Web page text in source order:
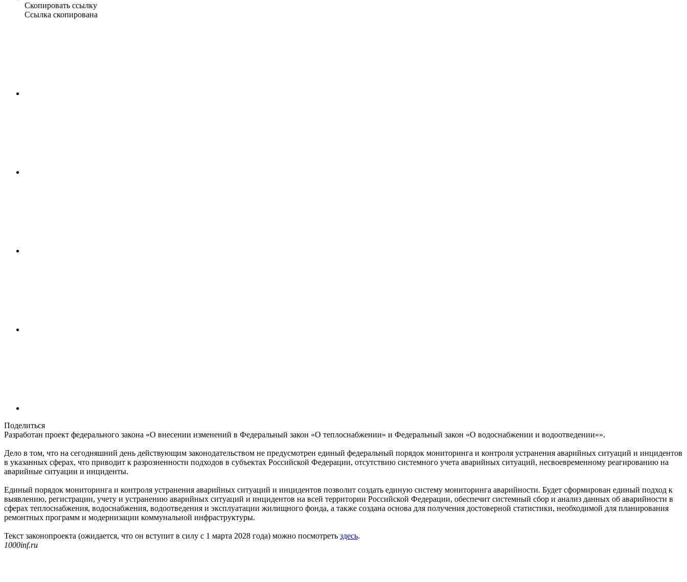
Скопировать ссылку
Ссылка скопирована
Поделиться
Разработан проект федерального закона «О внесении изменений в Федеральный закон «О теплоснабжении» и Федеральный закон «О водоснабжении и водоотведении»».
Дело в том, что на сегодняшний день действующим законодательством не предусмотрен единый федеральный порядок мониторинга и контроля устранения аварийных ситуаций и инцидентов
в указанных сферах, что приводит к разрозненности подходов в субъектах Российской Федерации, отсутствию системного учета аварийных ситуаций, несвоевременному реагированию на
аварийные ситуации и инциденты.
Единый порядок мониторинга и контроля устранения аварийных ситуаций и инцидентов позволит создать единую систему мониторинга аварийности. Будет сформирован единый подход к
выявлению, регистрации, учету и устранению аварийных ситуаций и инцидентов на всей территории Российской Федерации, обеспечит системный сбор и анализ данных об аварийности в
сферах теплоснабжения, водоснабжения, водоотведения и эксплуатации жилищного фонда, а также создана основа для получения достоверной статистики, необходимой для планирования
ремонтных программ и модернизации коммунальной инфраструктуры.
Текст законопроекта (ожидается, что он вступит в силу с 1 марта 2028 года) можно посмотреть здесь.
1000inf.ru